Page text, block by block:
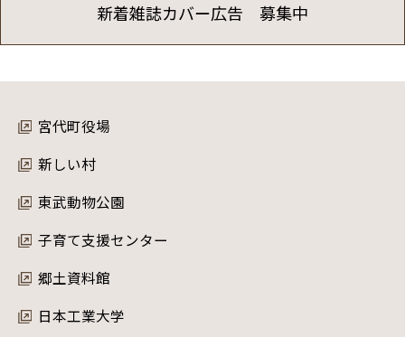
新着雑誌カバー広告 募集中
宮代町役場
新しい村
東武動物公園
子育て支援センター
郷土資料館
日本工業大学